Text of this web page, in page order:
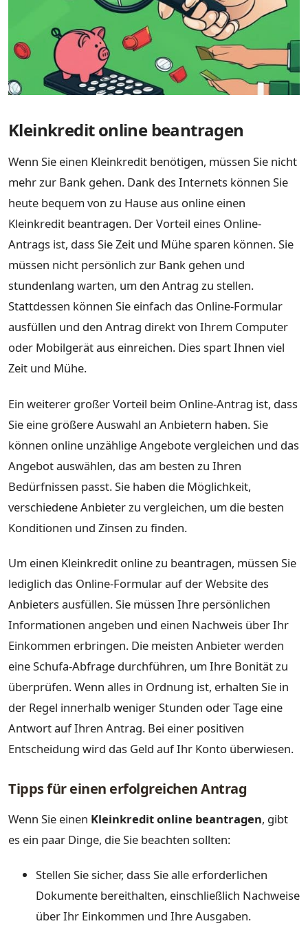
Kleinkredit online beantragen
Wenn Sie einen Kleinkredit benötigen, müssen Sie nicht
mehr zur Bank gehen. Dank des Internets können Sie
heute bequem von zu Hause aus online einen
Kleinkredit beantragen. Der Vorteil eines Online-
Antrags ist, dass Sie Zeit und Mühe sparen können. Sie
müssen nicht persönlich zur Bank gehen und
stundenlang warten, um den Antrag zu stellen.
Stattdessen können Sie einfach das Online-Formular
ausfüllen und den Antrag direkt von Ihrem Computer
oder Mobilgerät aus einreichen. Dies spart Ihnen viel
Zeit und Mühe.
Ein weiterer großer Vorteil beim Online-Antrag ist, dass
Sie eine größere Auswahl an Anbietern haben. Sie
können online unzählige Angebote vergleichen und das
Angebot auswählen, das am besten zu Ihren
Bedürfnissen passt. Sie haben die Möglichkeit,
verschiedene Anbieter zu vergleichen, um die besten
Konditionen und Zinsen zu finden.
Um einen Kleinkredit online zu beantragen, müssen Sie
lediglich das Online-Formular auf der Website des
Anbieters ausfüllen. Sie müssen Ihre persönlichen
Informationen angeben und einen Nachweis über Ihr
Einkommen erbringen. Die meisten Anbieter werden
eine Schufa-Abfrage durchführen, um Ihre Bonität zu
überprüfen. Wenn alles in Ordnung ist, erhalten Sie in
der Regel innerhalb weniger Stunden oder Tage eine
Antwort auf Ihren Antrag. Bei einer positiven
Entscheidung wird das Geld auf Ihr Konto überwiesen.
Tipps für einen erfolgreichen Antrag
Wenn Sie einen Kleinkredit online beantragen, gibt
es ein paar Dinge, die Sie beachten sollten:
Stellen Sie sicher, dass Sie alle erforderlichen
Dokumente bereithalten, einschließlich Nachweise
über Ihr Einkommen und Ihre Ausgaben.